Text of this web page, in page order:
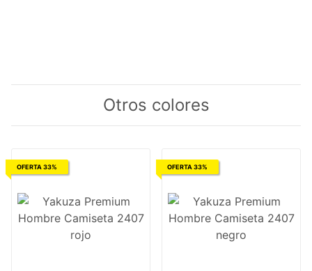
Otros colores
OFERTA 33% OFERTA 33%